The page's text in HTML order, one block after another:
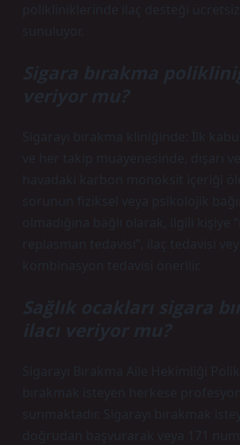
polikliniklerinde ilaç desteği ücretsiz
Sigara bırakma
veriyor mu?
Sigarayı bırakma kliniğinde: İlk
ve her takip muayenesinde, dışarı
havadaki karbon monoksit içeriği
sorunun fiziksel veya psikolojik
olmadığına bağlı olarak, ilgili kişiye
replasman tedavisi”, ilaç tedavisi
kombinasyon tedavisi önerilir.
Sağlık ocakları sigara
ilacı veriyor mu?
Sigarayı Bırakma Aile Hekimliği
bırakmak isteyen herkese
sunmaktadır. Sigarayı bırakmak
doğrudan başvurarak veya 171